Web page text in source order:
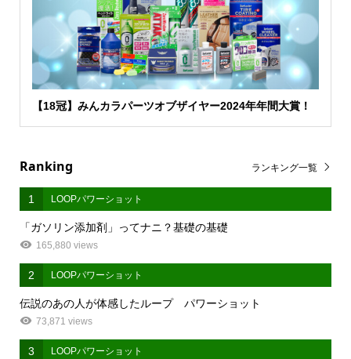
【18冠】みんカラパーツオブザイヤー2024年年間大賞！
Ranking
1 LOOPパワーショット
「ガソリン添加剤」ってナニ？基礎の基礎
165,880 views
2 LOOPパワーショット
伝説のあの人が体感したループ パワーショット
73,871 views
3 LOOPパワーショット
ランキング一覧